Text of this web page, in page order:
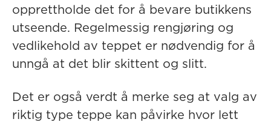
opprettholde det for å bevare butikkens
utseende. Regelmessig rengjøring og
vedlikehold av teppet er nødvendig for å
unngå at det blir skittent og slitt.
Det er også verdt å merke seg at valg av
riktig type teppe kan påvirke hvor lett